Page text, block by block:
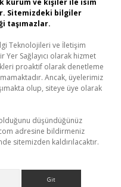
kurum ve kişiler ile isim
Sitemizdeki bilgiler
taşımazlar.
Teknolojileri ve İletişim
Yer Sağlayıcı olarak hizmet
proaktif olarak denetleme
Ancak, üyelerimiz
olup, siteye üye olarak
düşündüğünüz
adresine bildirmeniz
sitemizden kaldırılacaktır.